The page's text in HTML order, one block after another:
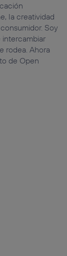
la creatividad
Soy
intercambiar
rodea. Ahora
de Open